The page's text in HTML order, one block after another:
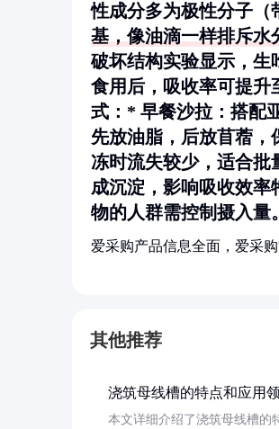
性成分多为极性分子（
基，像油滴一样排斥水
破坏结构实验显示，生
食用后，吸收率可提升
式：* 早餐沙拉 ：搭配
先放油脂，后放苜蓿
冻时流失较少，适合批
成沉淀，影响吸收效
物的人群需控制摄入量。
爱采购产品信息全面，爱采
其他推荐
浇筑母线槽的特点和应用
本文详细介绍了浇筑母线槽的